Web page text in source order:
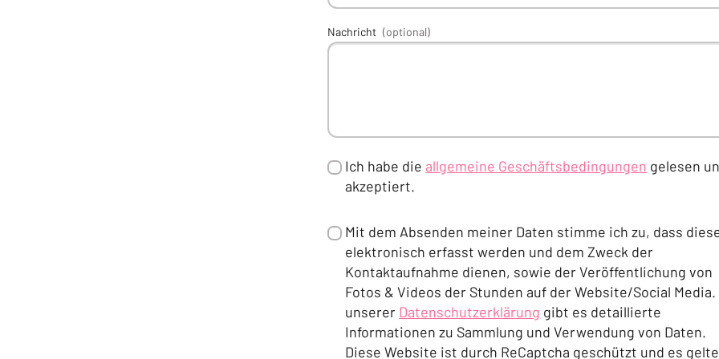
Nachricht (optional)
Ich habe die allgemeine Geschäftsbedingungen gelesen
akzeptiert.
Mit dem Absenden meiner Daten stimme ich zu, dass
elektronisch erfasst werden und dem Zweck der
Kontaktaufnahme dienen, sowie der Veröffentlichung von
Fotos & Videos der Stunden auf der Website/Social Media.
unserer Datenschutzerklärung
(Öffnet in einem neuen Tab oder Fenster)
gibt es detaillierte
Informationen zu Sammlung und Verwendung von Daten.
Diese Website ist durch ReCaptcha geschützt und es